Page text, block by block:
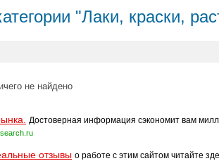
"Лаки, краски,
не найдено
Достоверная информация сэкономит вам
отзывы о работе с этим сайтом читайте